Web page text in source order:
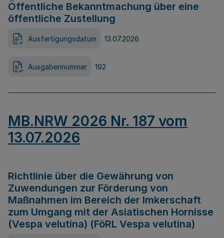
Öffentliche Bekanntmachung über eine
öffentliche Zustellung
Ausfertigungsdatum 13.07.2026
Ausgabennummer 192
MB.NRW 2026 Nr. 187 vom
13.07.2026
Richtlinie über die Gewährung von
Zuwendungen zur Förderung von
Maßnahmen im Bereich der Imkerschaft
zum Umgang mit der Asiatischen Hornisse
(Vespa velutina) (FöRL Vespa velutina)